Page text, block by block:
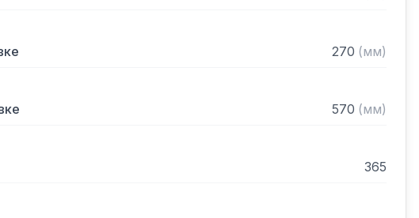
270 (мм)
570 (мм)
365